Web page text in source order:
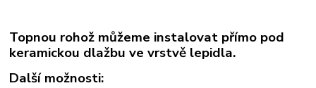
Topnou rohož můžeme instalovat přímo pod
keramickou dlažbu ve vrstvě lepidla.
Další možnosti: